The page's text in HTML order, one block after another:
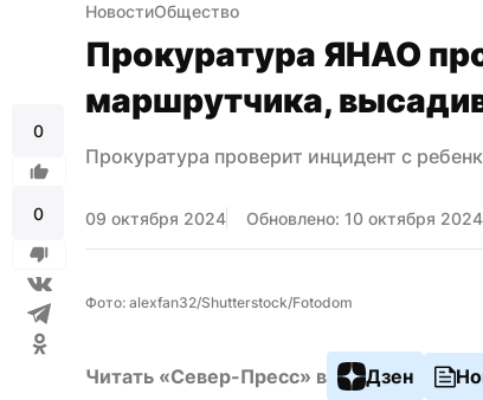
0
0
НовостиОбщество
Прокуратура ЯНАО
маршрутчика,
Прокуратура проверит инцидент с
09 октября 2024 Обновлено: 10 октября 2024
Фото: alexfan32/Shutterstock/Fotodom
Читать «Север-Пресс» в Дзен